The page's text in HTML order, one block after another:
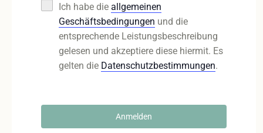
Ich habe dieallgemeinen
Geschäftsbedingungen und die
entsprechende Leistungsbeschreibung
gelesen und akzeptiere diese hiermit. Es
gelten die Datenschutzbestimmungen.
Anmelden